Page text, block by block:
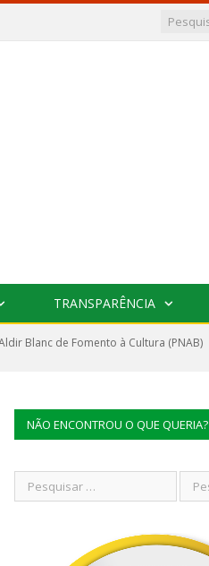
TRANSPARÊNCIA
Blanc de Fomento à Cultura (PNAB)
NÃO ENCONTROU O QUE QUERIA?